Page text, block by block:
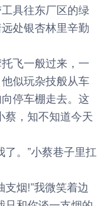
具往东厂区的绿
处银杏林里辛勤
飞一般过来，一
似玩杂技般从车
停车棚走去。这
蔡，知不知道今天
。”小蔡巷子里扛
烟!”我微笑着边